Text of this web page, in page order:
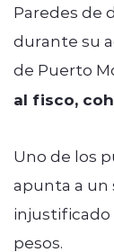
Paredes de
durante su
de Puerto
al fisco,
Uno de los
apunta a
injustificado
pesos.